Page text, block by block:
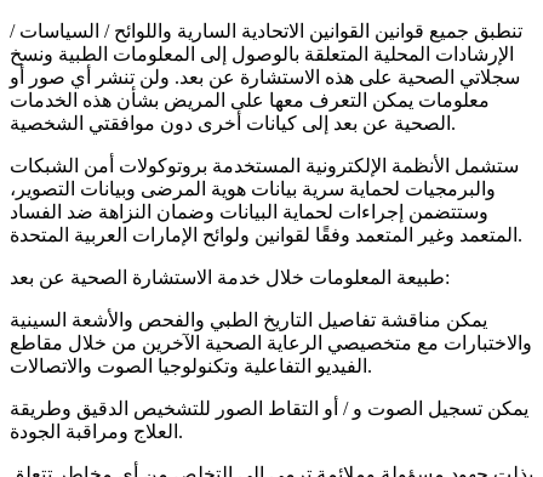
تنطبق جميع قوانين القوانين الاتحادية السارية واللوائح / السياسات /
الإرشادات المحلية المتعلقة بالوصول إلى المعلومات الطبية ونسخ
سجلاتي الصحية على هذه الاستشارة عن بعد. ولن تنشر أي صور أو
معلومات يمكن التعرف معها على المريض بشأن هذه الخدمات
الصحية عن بعد إلى كيانات أخرى دون موافقتي الشخصية.
ستشمل الأنظمة الإلكترونية المستخدمة بروتوكولات أمن الشبكات
والبرمجيات لحماية سرية بيانات هوية المرضى وبيانات التصوير،
وستتضمن إجراءات لحماية البيانات وضمان النزاهة ضد الفساد
المتعمد وغير المتعمد وفقًا لقوانين ولوائح الإمارات العربية المتحدة.
طبيعة المعلومات خلال خدمة الاستشارة الصحية عن بعد:
يمكن مناقشة تفاصيل التاريخ الطبي والفحص والأشعة السينية
والاختبارات مع متخصيصي الرعاية الصحية الآخرين من خلال مقاطع
الفيديو التفاعلية وتكنولوجيا الصوت والاتصالات.
يمكن تسجيل الصوت و / أو التقاط الصور للتشخيص الدقيق وطريقة
العلاج ومراقبة الجودة.